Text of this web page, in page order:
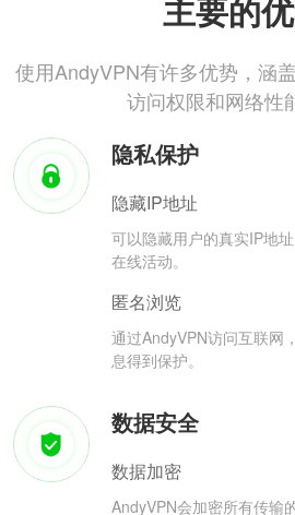
主要的
使用AndyVPN有许多优势，涵
访问权限和网络性
隐私保护
隐藏IP地址
可以隐藏用户的真实IP地
在线活动。
匿名浏览
通过AndyVPN访问互联网
息得到保护。
数据安全
数据加密
AndyVPN会加密所有传输